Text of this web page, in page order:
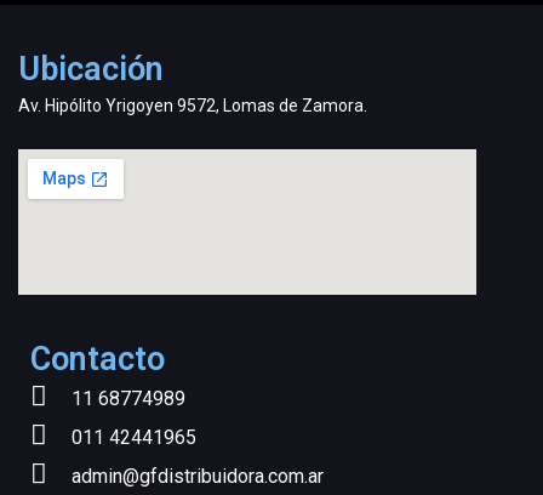
Ubicación
Av. Hipólito Yrigoyen 9572, Lomas de Zamora.
Contacto
11 68774989
011 42441965
admin@gfdistribuidora.com.ar